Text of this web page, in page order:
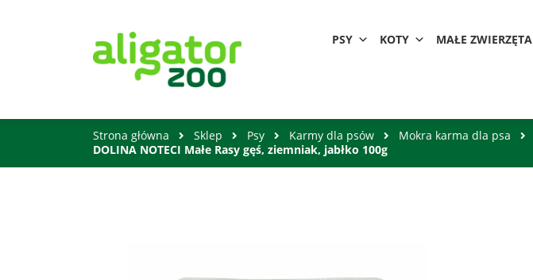
PSY KOTY MAŁE ZWIERZĘTA
Strona główna Sklep Psy Karmy dla psów
Mokra karma dla psa
DOLINA NOTECI Małe Rasy gęś, ziemniak, jabłko 100g